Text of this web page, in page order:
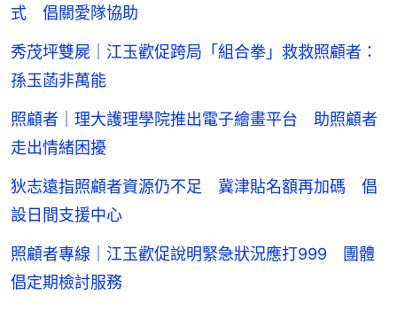
式 倡關愛隊協助
秀茂坪雙屍｜江玉歡促跨局「組合拳」救救照顧者：
孫玉菡非萬能
照顧者｜理大護理學院推出電子繪畫平台 助照顧者
走出情緒困擾
狄志遠指照顧者資源仍不足 冀津貼名額再加碼 倡
設日間支援中心
照顧者專線｜江玉歡促說明緊急狀況應打999 團體
倡定期檢討服務